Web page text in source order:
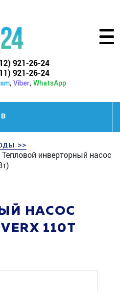
921-26-24
921-26-24
, Viber, WhatsApp
>>
Тепловой инверторный насос
НАСОС
110T